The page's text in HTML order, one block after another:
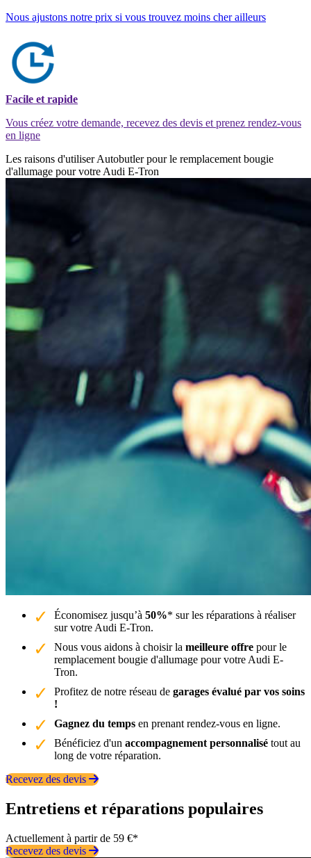
Nous ajustons notre prix si vous trouvez moins cher ailleurs
Facile et rapide
Vous créez votre demande, recevez des devis et prenez rendez-vous
en ligne
Les raisons d'utiliser Autobutler pour le remplacement bougie
d'allumage pour votre Audi E-Tron
Économisez jusqu’à 50%* sur les réparations à réaliser
sur votre Audi E-Tron.
Nous vous aidons à choisir la meilleure offre pour le
remplacement bougie d'allumage pour votre Audi E-
Tron.
Profitez de notre réseau de garages évalué par vos soins
!
Gagnez du temps en prenant rendez-vous en ligne.
Bénéficiez d'un accompagnement personnalisé tout au
long de votre réparation.
Recevez des devis
Entretiens et réparations populaires
Actuellement à partir de 59 €*
Recevez des devis